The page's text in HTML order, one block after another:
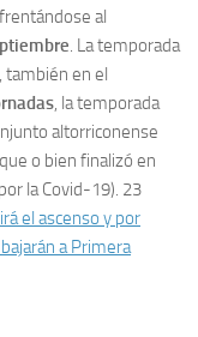
al
. La temporada
, también en el
, la temporada
altorriconense
o bien finalizó en
la Covid-19). 23
el ascenso y por
a Primera